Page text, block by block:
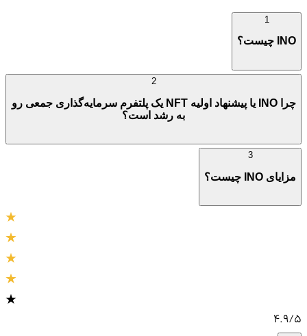
INO چیست؟
چرا INO یا پیشنهاد اولیه NFT یک پلتفرم سرمایه‌گذاری جمعی رو
به رشد است؟
مزایای INO چیست؟
4.9/5